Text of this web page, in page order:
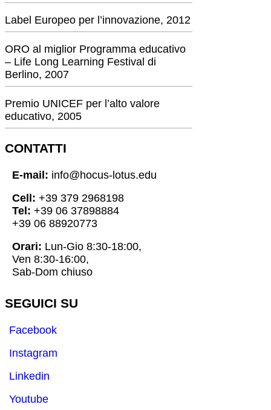
Label Europeo per l’innovazione, 2012
ORO al miglior Programma educativo
– Life Long Learning Festival di
Berlino, 2007
Premio UNICEF per l’alto valore
educativo, 2005
CONTATTI
E-mail: info@hocus-lotus.edu
Cell: +39 379 2968198
Tel: +39 06 37898884
+39 06 88920773
Orari: Lun-Gio 8:30-18:00,
Ven 8:30-16:00,
Sab-Dom chiuso
SEGUICI SU
Facebook
Instagram
Linkedin
Youtube